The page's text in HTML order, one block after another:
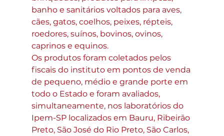
banho e sanitários voltados para aves,
cães, gatos, coelhos, peixes, répteis,
roedores, suínos, bovinos, ovinos,
caprinos e equinos.
Os produtos foram coletados pelos
fiscais do instituto em pontos de venda
de pequeno, médio e grande porte em
todo o Estado e foram avaliados,
simultaneamente, nos laboratórios do
Ipem-SP localizados em Bauru, Ribeirão
Preto, São José do Rio Preto, São Carlos,